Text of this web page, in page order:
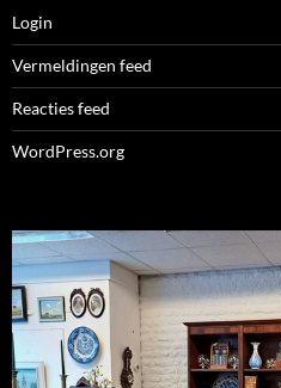
Login
Vermeldingen feed
Reacties feed
WordPress.org